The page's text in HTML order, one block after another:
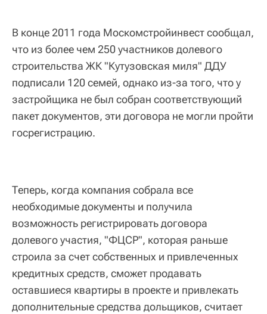
В конце 2011 года Москомстройинвест сообщал,
что из более чем 250 участников долевого
строительства ЖК "Кутузовская миля" ДДУ
подписали 120 семей, однако из-за того, что у
застройщика не был собран соответствующий
пакет документов, эти договора не могли пройти
госрегистрацию.
Теперь, когда компания собрала все
необходимые документы и получила
возможность регистрировать договора
долевого участия, "ФЦСР", которая раньше
строила за счет собственных и привлеченных
кредитных средств, сможет продавать
оставшиеся квартиры в проекте и привлекать
дополнительные средства дольщиков, считает